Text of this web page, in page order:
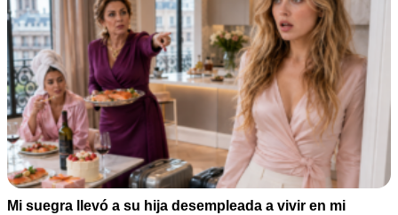
Mi suegra llevó a su hija desempleada a vivir en mi